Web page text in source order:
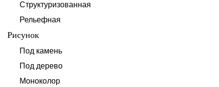
Структуризованная
Рельефная
Рисунок
Под камень
Под дерево
Моноколор